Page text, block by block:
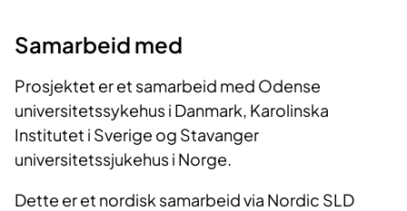
Samarbeid med
Prosjektet er et samarbeid med Odense
universitetssykehus i Danmark, Karolinska
Institutet i Sverige og Stavanger
universitetssjukehus i Norge.
Dette er et nordisk samarbeid via Nordic SLD